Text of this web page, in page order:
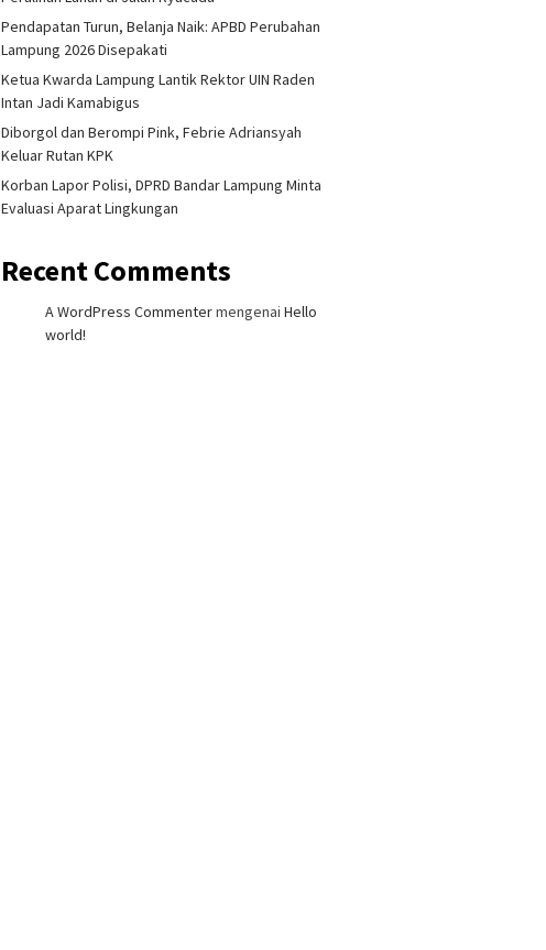
Pendapatan Turun, Belanja Naik: APBD Perubahan
Lampung 2026 Disepakati
Ketua Kwarda Lampung Lantik Rektor UIN Raden
Intan Jadi Kamabigus
Diborgol dan Berompi Pink, Febrie Adriansyah
Keluar Rutan KPK
Korban Lapor Polisi, DPRD Bandar Lampung Minta
Evaluasi Aparat Lingkungan
Recent Comments
A WordPress CommentermengenaiHello
world!